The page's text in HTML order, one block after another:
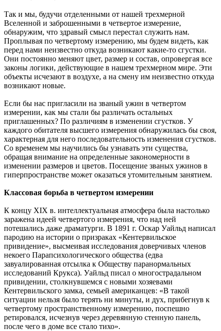
Так и мы, будучи отделенными от нашей трехмерной
Вселенной и заброшенными в четвертое измерение,
обнаружим, что здравый смысл перестал служить нам.
Проплывая по четвертому измерению, мы будем видеть, как
перед нами неизвестно откуда возникают какие-то сгустки.
Они постоянно меняют цвет, размер и состав, опровергая все
законы логики, действующие в нашем трехмерном мире. Эти
объекты исчезают в воздухе, а на смену им неизвестно откуда
возникают новые.
Если бы нас пригласили на званый ужин в четвертом
измерении, как мы стали бы различать остальных
приглашенных? По различиям в изменении сгустков. У
каждого обитателя высшего измерения обнаружилась бы своя,
характерная для него последовательность изменения сгустков.
Со временем мы научились бы узнавать эти существа,
обращая внимание на определенные закономерности в
изменении размеров и цветов. Посещение званых ужинов в
гиперпространстве может оказаться утомительным занятием.
Классовая борьба в четвертом измерении
К концу XIX в. интеллектуальная атмосфера была настолько
заражена идеей четвертого измерения, что над ней
потешались даже драматурги. В 1891 г. Оскар Уайльд написал
пародию на истории о призраках «Кентервильское
привидение», высмеивая исследования доверчивых членов
некоего Парапсихологического общества (едва
завуалированная отсылка к Обществу паранормальных
исследований Крукса). Уайльд писал о многострадальном
привидении, столкнувшемся с новыми хозяевами
Кентервильского замка, семьей американцев: «В такой
ситуации нельзя было терять ни минуты, и дух, прибегнув к
четвертому пространственному измерению, поспешно
ретировался, исчезнув через деревянную стенную панель,
после чего в доме все стало тихо».